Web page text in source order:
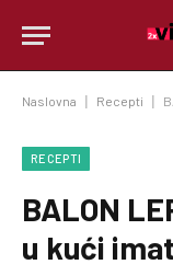
Naslovna Recepti
RECEPTI
BALON
u kući